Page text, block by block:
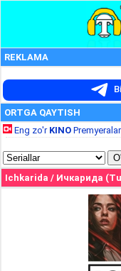
REKLAMA
ORTGA QAYTISH
Eng zo'r KINO Premyeralar
Ichkarida / Ичкарида